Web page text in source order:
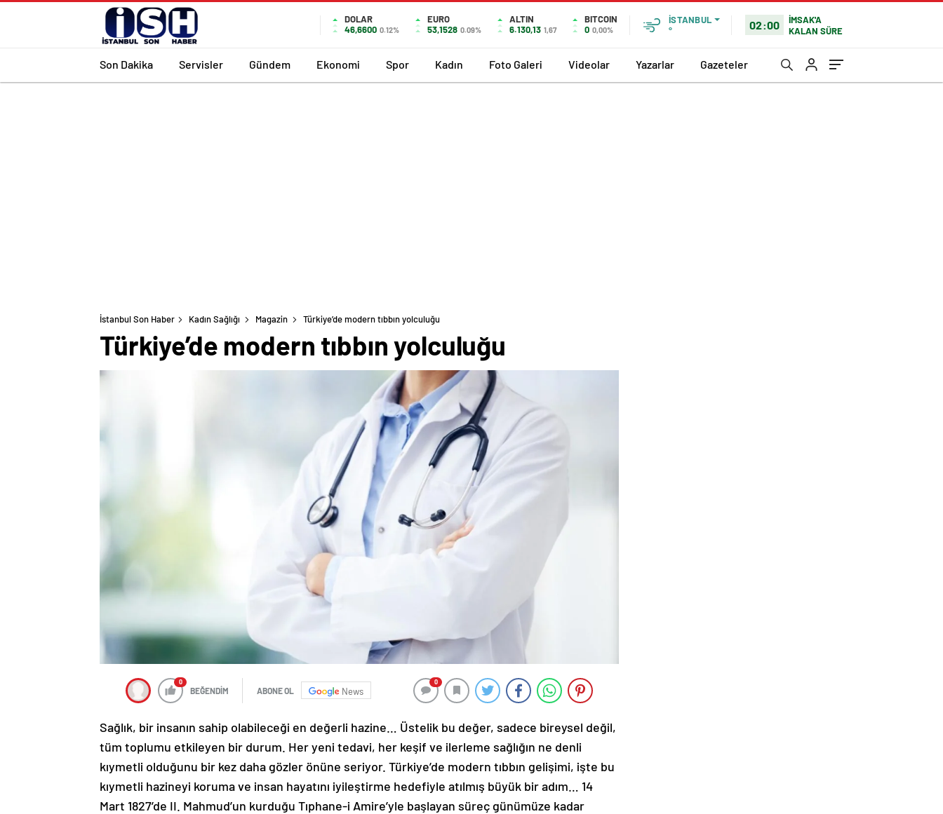
DOLAR
46,6600 0.12%
EURO
53,1528 0.09%
ALTIN
6.130,13 1,67
BITCOIN
0 0,00%
İSTANBUL
°
02:00
İMSAK'A
KALAN SÜRE
Son Dakika Servisler Gündem Ekonomi Spor Kadın Foto Galeri Videolar Yazarlar Gazeteler
İstanbul Son Haber Kadın Sağlığı Magazin Türkiye’de modern tıbbın yolculuğu
Türkiye’de modern tıbbın yolculuğu
0
BEĞENDİM ABONE OL News
0
Sağlık, bir insanın sahip olabileceği en değerli hazine… Üstelik bu değer, sadece bireysel değil,
tüm toplumu etkileyen bir durum. Her yeni tedavi, her keşif ve ilerleme sağlığın ne denli
kıymetli olduğunu bir kez daha gözler önüne seriyor. Türkiye’de modern tıbbın gelişimi, işte bu
kıymetli hazineyi koruma ve insan hayatını iyileştirme hedefiyle atılmış büyük bir adım… 14
Mart 1827’de II. Mahmud’un kurduğu Tıphane-i Amire’yle başlayan süreç günümüze kadar